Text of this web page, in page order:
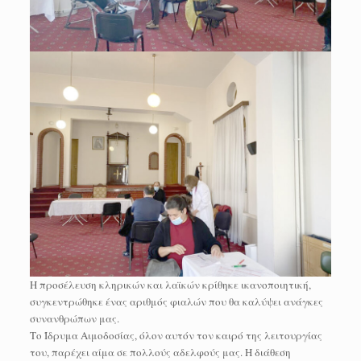
Η προσέλευση κληρικών και λαϊκών κρίθηκε ικανοποιητική,
συγκεντρώθηκε ένας αριθμός φιαλών που θα καλύψει ανάγκες
συνανθρώπων μας.
Το Ίδρυμα Αιμοδοσίας, όλον αυτόν τον καιρό της λειτουργίας
του, παρέχει αίμα σε πολλούς αδελφούς μας. Η διάθεση